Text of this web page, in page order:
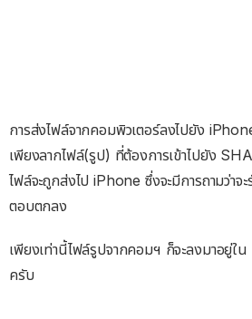
การส่งไฟล์จากคอมพิวเตอร์ลงไปยัง
เพียงลากไฟล์(รูป) ที่ต้องการเข้าไปยัง
ไฟล์จะถูกส่งไป iPhone ซึ่งจะมีการถามว่า
ตอบตกลง
เพียงเท่านี้ไฟล์รูปจากคอมฯ ก็จะลงมาอยู่ใ
ครับ